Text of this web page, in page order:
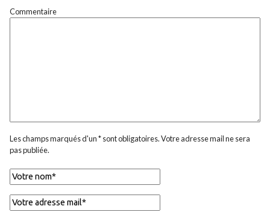
Commentaire
Les champs marqués d'un * sont obligatoires. Votre adresse mail ne sera
pas publiée.